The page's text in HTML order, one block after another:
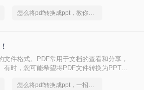
怎么将pdf转换成ppt，教你一招搞定
件格式。PDF常用于文档的查看和分享，
时，您可能希望将PDF文件转换为PPT格
换工具，以及手动复制粘贴内容。
怎么将pdf转换成ppt，一招就能轻松搞定